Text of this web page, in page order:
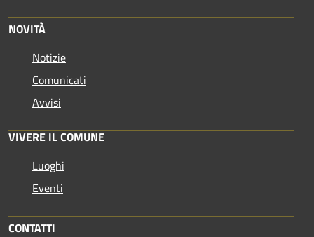
NOVITÀ
Notizie
Comunicati
Avvisi
VIVERE IL COMUNE
Luoghi
Eventi
CONTATTI